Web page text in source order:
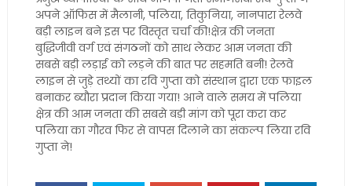
अपने ऑफिस में मैलानी, पलिया, तिकुनिया, नानपारा रेलवे
बड़ी लाइन बने इस पर विस्तृत चर्चा की!क्षेत्र की जनता
बुद्धिजीवी वर्ग एवं संगठनों को साथ लेकर आम जनता की
सबसे बड़ी लड़ाई को लड़ने की बात पर सहमति बनी! रेलवे
लाइन से जुड़े तथ्यों का रवि गुप्ता को संस्थान द्वारा एक फाइल
बनाकर ब्यौरा प्रदान किया गया! आने वाले समय में पलिया
क्षेत्र की आम जनता की सबसे बड़ी मांग को पूरा करा कर
पलिया का गौरव फिर से वापस दिलाने का संकल्प लिया रवि
गुप्ता ने!